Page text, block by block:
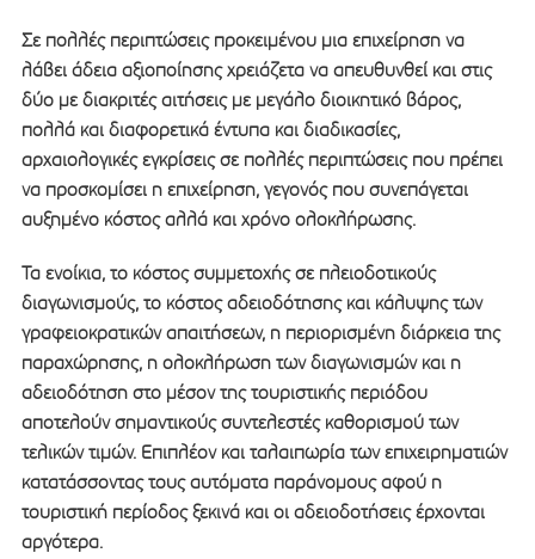
Σε πολλές περιπτώσεις προκειμένου μια επιχείρηση να
λάβει άδεια αξιοποίησης χρειάζετα να απευθυνθεί και στις
δύο με διακριτές αιτήσεις με μεγάλο διοικητικό βάρος,
πολλά και διαφορετικά έντυπα και διαδικασίες,
αρχαιολογικές εγκρίσεις σε πολλές περιπτώσεις που πρέπει
να προσκομίσει η επιχείρηση, γεγονός που συνεπάγεται
αυξημένο κόστος αλλά και χρόνο ολοκλήρωσης.
Τα ενοίκια, το κόστος συμμετοχής σε πλειοδοτικούς
διαγωνισμούς, το κόστος αδειοδότησης και κάλυψης των
γραφειοκρατικών απαιτήσεων, η περιορισμένη διάρκεια της
παραχώρησης, η ολοκλήρωση των διαγωνισμών και η
αδειοδότηση στο μέσον της τουριστικής περιόδου
αποτελούν σημαντικούς συντελεστές καθορισμού των
τελικών τιμών. Επιπλέον και ταλαιπωρία των επιχειρηματιών
κατατάσσοντας τους αυτόματα παράνομους αφού η
τουριστική περίοδος ξεκινά και οι αδειοδοτήσεις έρχονται
αργότερα.